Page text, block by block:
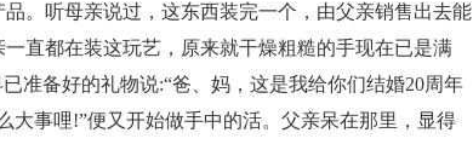
。听母亲说过，这东西装完一个，由父亲销售出去能
直都在装这玩艺，原来就干燥粗糙的手现在已是满
准备好的礼物说:“爸、妈，这是我给你们结婚20周年
大事哩!”便又开始做手中的活。父亲呆在那里，显得